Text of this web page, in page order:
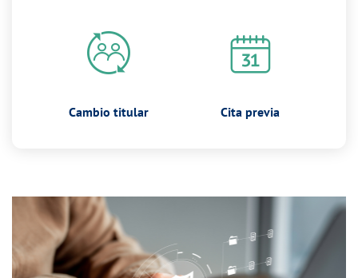
Cambio titular Cita previa